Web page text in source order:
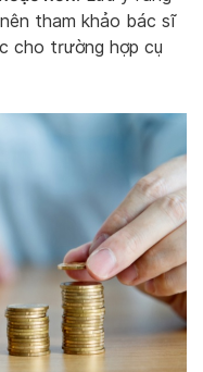
tham khảo bác sĩ
cho trường hợp cụ